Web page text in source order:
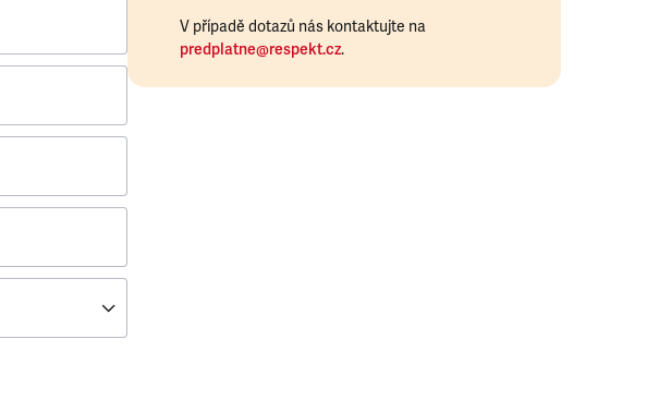
V případě dotazů nás kontaktujte na
predplatne@respekt.cz.